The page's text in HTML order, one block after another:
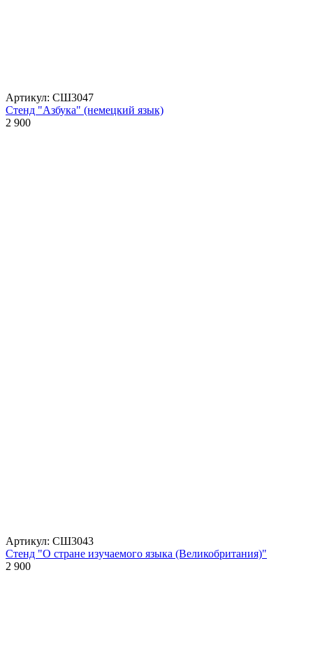
Артикул: СШ3047
Стенд "Азбука" (немецкий язык)
2 900
Артикул: СШ3043
Стенд "О стране изучаемого языка (Великобритания)"
2 900